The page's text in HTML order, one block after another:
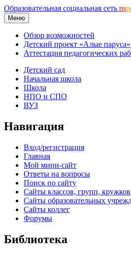
Образовательная социальная сеть ns
Меню
Обзор возможностей
Детский проект «Алые паруса»
Аттестация педагогических
Детский сад
Начальная школа
Школа
НПО и СПО
ВУЗ
Навигация
Вход/регистрация
Главная
Мой мини-сайт
Ответы на вопросы
Поиск по сайту
Сайты классов, групп,
Сайты образовательных
Сайты коллег
Форумы
Библиотека